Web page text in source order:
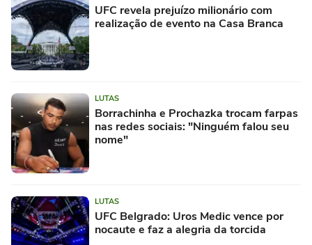
UFC revela prejuízo milionário com
realização de evento na Casa Branca
LUTAS
Borrachinha e Prochazka trocam farpas
nas redes sociais: "Ninguém falou seu
nome"
LUTAS
UFC Belgrado: Uros Medic vence por
nocaute e faz a alegria da torcida